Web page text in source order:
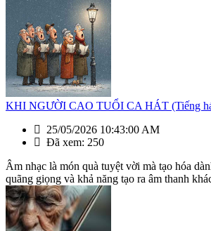
KHI NGƯỜI CAO TUỔI CA HÁT (Tiếng
25/05/2026 10:43:00 AM
Đã xem: 250
Âm nhạc là món quà tuyệt vời mà tạo hóa
quãng giọng và khả năng tạo ra âm thanh